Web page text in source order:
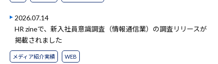
2026.07.14
HR zineで、新入社員意識調査（情報通信業）の調査リリースが
掲載されました
メディア紹介実績 WEB